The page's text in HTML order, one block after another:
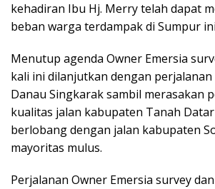
kehadiran Ibu Hj. Merry telah dapat
beban warga terdampak di Sumpur
Menutup agenda Owner Emersia
kali ini dilanjutkan dengan
Danau Singkarak sambil merasakan
kualitas jalan kabupaten Tanah
berlobang dengan jalan kabupaten
mayoritas mulus.
Perjalanan Owner Emersia survey